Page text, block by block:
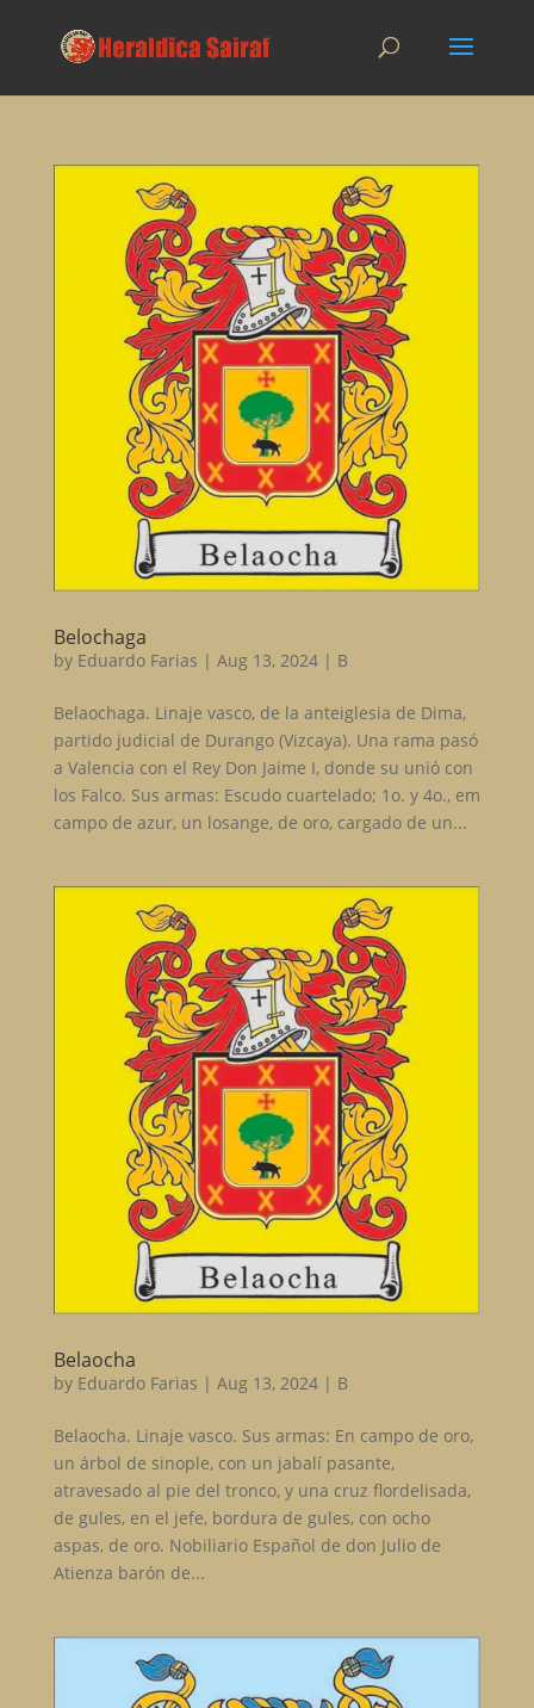
Belochaga
by Eduardo Farias | Aug 13, 2024| B
Belaochaga. Linaje vasco, de la anteiglesia de Dima,
partido judicial de Durango (Vizcaya). Una rama pasó
a Valencia con el Rey Don Jaime I, donde su unió con
los Falco. Sus armas: Escudo cuartelado; 1o. y 4o., em
campo de azur, un losange, de oro, cargado de un...
Belaocha
by Eduardo Farias | Aug 13, 2024| B
Belaocha. Linaje vasco. Sus armas: En campo de oro,
un árbol de sinople, con un jabalí pasante,
atravesado al pie del tronco, y una cruz flordelisada,
de gules, en el jefe, bordura de gules, con ocho
aspas, de oro. Nobiliario Español de don Julio de
Atienza barón de...